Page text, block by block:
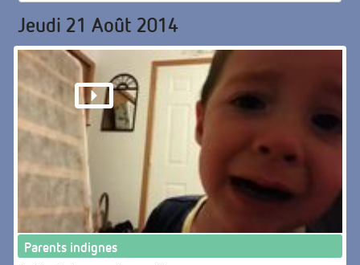
Jeudi 21 Août 2014
Parents indignes